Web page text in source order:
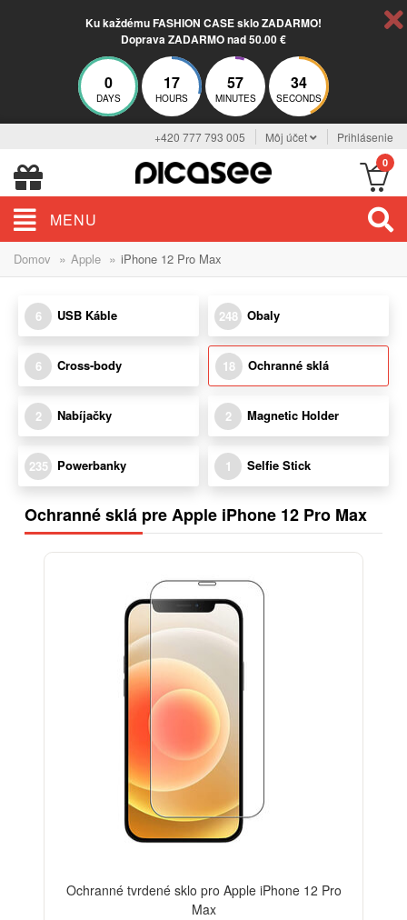
Ku každému FASHION CASE sklo ZADARMO!
Doprava ZADARMO nad 50.00 €
0
DAYS
17
HOURS
57
MINUTES
33
SECONDS
+420 777 793 005 Môj účet Prihlásenie
0
MENU
Domov » Apple » iPhone 12 Pro Max
6 USB Káble 248 Obaly
6 Cross-body 18 Ochranné sklá
2 Nabíjačky 2 Magnetic Holder
235 Powerbanky 1 Selfie Stick
Ochranné sklá pre Apple iPhone 12 Pro Max
Ochranné tvrdené sklo pro Apple iPhone 12 Pro
Max